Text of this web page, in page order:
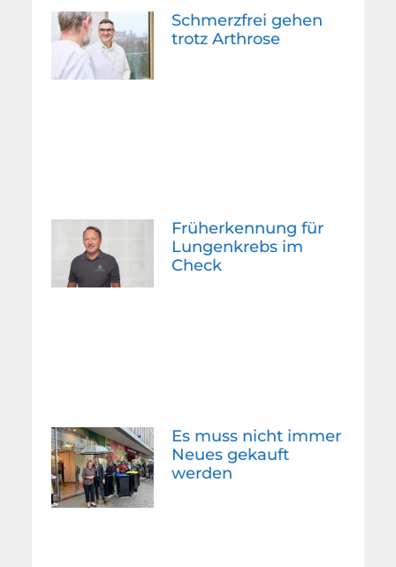
Schmerzfrei gehen
trotz Arthrose
Früherkennung für
Lungenkrebs im
Check
Es muss nicht immer
Neues gekauft
werden